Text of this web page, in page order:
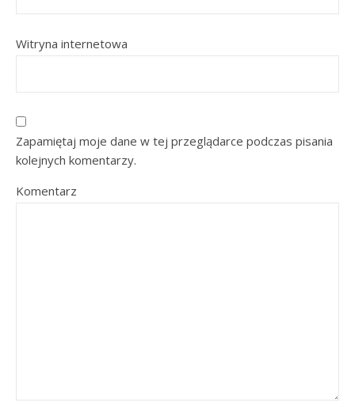
Witryna internetowa
Zapamiętaj moje dane w tej przeglądarce podczas pisania
kolejnych komentarzy.
Komentarz